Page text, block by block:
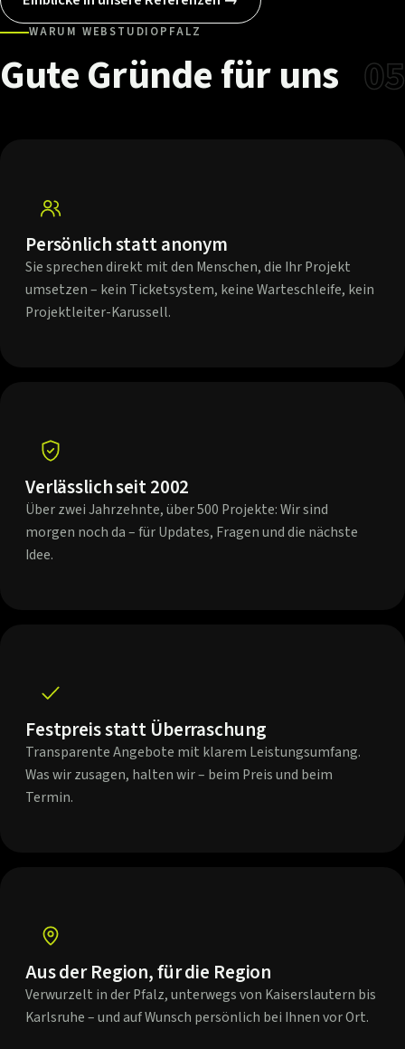
WARUM WEBSTUDIOPFALZ
GuteGründefüruns 05
Persönlich statt anonym
Sie sprechen direkt mit den Menschen, die Ihr Projekt
umsetzen – kein Ticketsystem, keine Warteschleife, kein
Projektleiter-Karussell.
Verlässlich seit 2002
Über zwei Jahrzehnte, über 500 Projekte: Wir sind
morgen noch da – für Updates, Fragen und die nächste
Idee.
Festpreis statt Überraschung
Transparente Angebote mit klarem Leistungsumfang.
Was wir zusagen, halten wir – beim Preis und beim
Termin.
Aus der Region, für die Region
Verwurzelt in der Pfalz, unterwegs von Kaiserslautern bis
Karlsruhe – und auf Wunsch persönlich bei Ihnen vor Ort.